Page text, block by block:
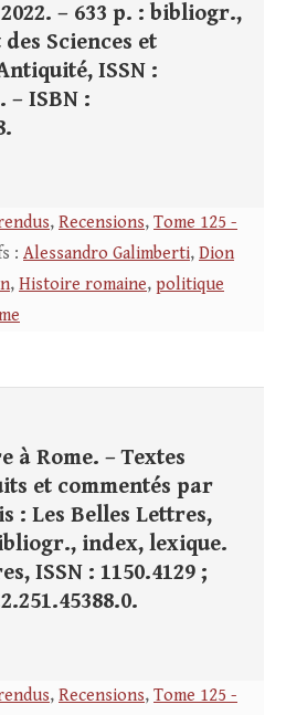
– 633 p. : bibliogr.,
Sciences et
ISSN :
– ISBN :
, Recensions, Tome 125 -
: Alessandro Galimberti, Dion
, Histoire romaine, politique
à Rome. – Textes
et commentés par
: Les Belles Lettres,
index, lexique.
ISSN : 1150.4129 ;
, Recensions, Tome 125 -